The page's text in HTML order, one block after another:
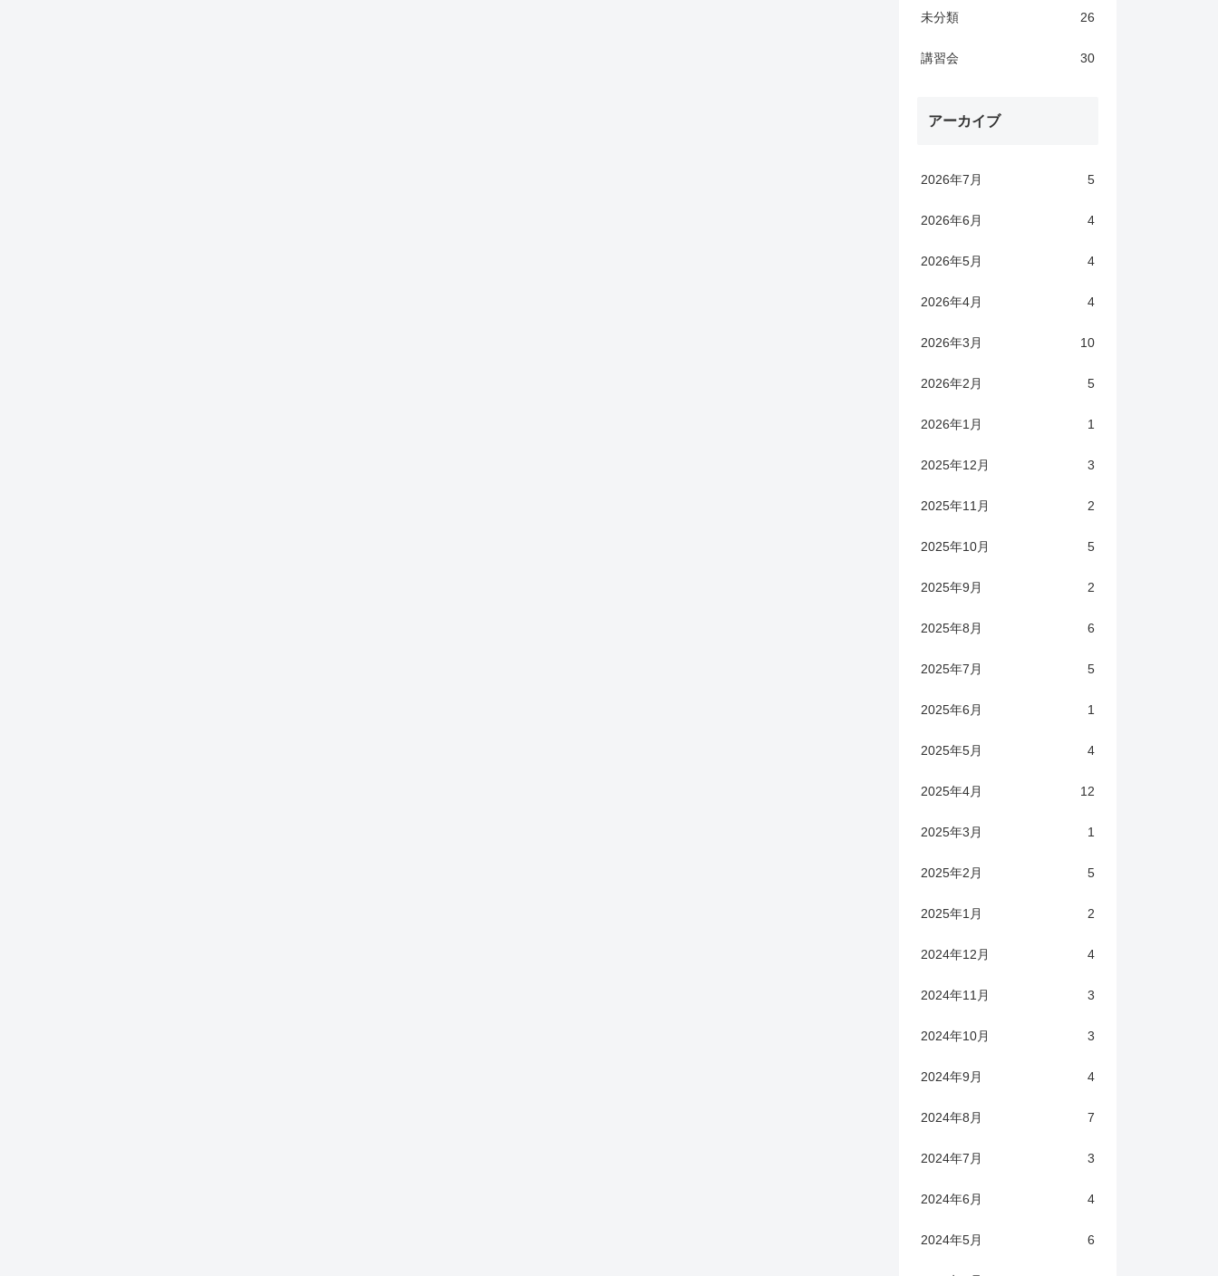
未分類 26
講習会 30
アーカイブ
2026年7月 5
2026年6月 4
2026年5月 4
2026年4月 4
2026年3月 10
2026年2月 5
2026年1月 1
2025年12月 3
2025年11月 2
2025年10月 5
2025年9月 2
2025年8月 6
2025年7月 5
2025年6月 1
2025年5月 4
2025年4月 12
2025年3月 1
2025年2月 5
2025年1月 2
2024年12月 4
2024年11月 3
2024年10月 3
2024年9月 4
2024年8月 7
2024年7月 3
2024年6月 4
2024年5月 6